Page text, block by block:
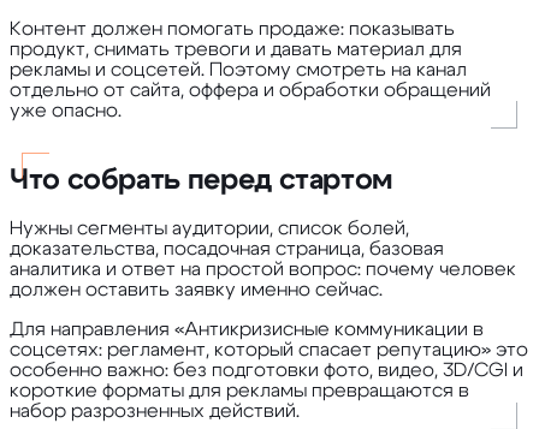
Контент должен помогать продаже: показывать
продукт, снимать тревоги и давать материал для
рекламы и соцсетей. Поэтому смотреть на канал
отдельно от сайта, оффера и обработки обращений
уже опасно.
Что собрать перед стартом
Нужны сегменты аудитории, список болей,
доказательства, посадочная страница, базовая
аналитика и ответ на простой вопрос: почему человек
должен оставить заявку именно сейчас.
Для направления «Антикризисные коммуникации в
соцсетях: регламент, который спасает репутацию» это
особенно важно: без подготовки фото, видео, 3D/CGI и
короткие форматы для рекламы превращаются в
набор разрозненных действий.